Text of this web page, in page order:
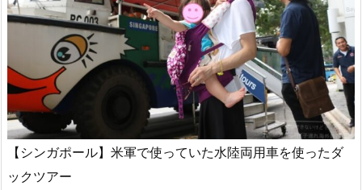
【シンガポール】米軍で使っていた水陸両用車を使ったダ
ックツアー